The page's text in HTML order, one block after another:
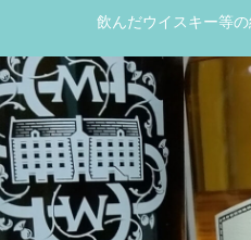
飲んだウイスキー等